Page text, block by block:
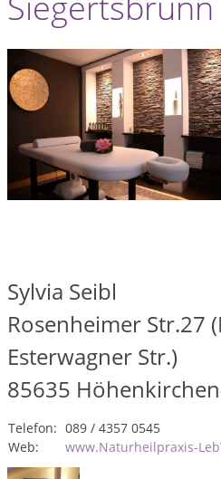
Sylvia Seibl
Rosenheimer Str.27
Esterwagner Str.)
85635
Telefon: 089 / 4357 0545
Web:
www.Naturheilpraxis-